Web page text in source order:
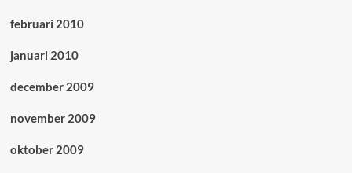
februari 2010
januari 2010
december 2009
november 2009
oktober 2009